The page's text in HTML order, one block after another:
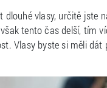
vlasy, určitě jste
tento čas delší, tím
Vlasy byste si měli dát